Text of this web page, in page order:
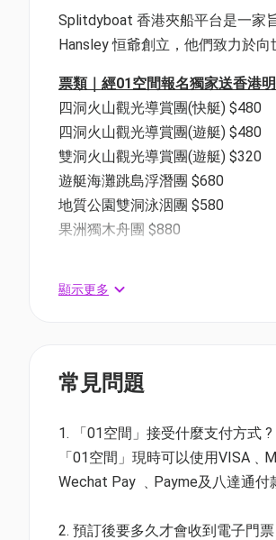
Splitdyboat 香港夾船平台是一家
Hansley 恒爺創立，他們致力於向
票類｜經01空間報名獨家送香港
四洞火山觀光導賞團(快艇) $480
四洞火山觀光導賞團(遊艇) $480
雙洞火山觀光導賞團(遊艇) $320
遊艇海灘跳島浮潛團 $680
地質公園雙洞泳洇團 $580
果洲獨木舟團 $880
✅️聯合國教科文組織全球地質公園
✅️適合兒童及長者
🚤觀光路線 - 8 大景點
① 糧船灣 - 萬柱海岸
② 破邊洲 - 風琴崖
④ 橫洲 - 小台灣洞
顯示更多
常見問題
1. 「01空間」接受什麼支付方式 ?
「01空間」現時可以使用
Wechat Pay ﹑Payme及八達通付
2. 預訂後要多久才會收到電子門票